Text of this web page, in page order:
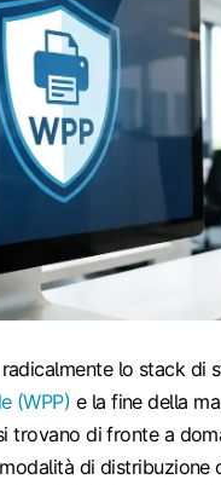
lo stack di
(WPP) e la fine della
trovano di fronte a
di distribuzione